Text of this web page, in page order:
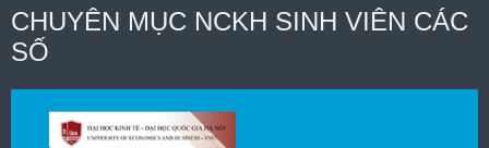
CHUYÊN MỤC NCKH SINH VIÊN CÁC
SỐ